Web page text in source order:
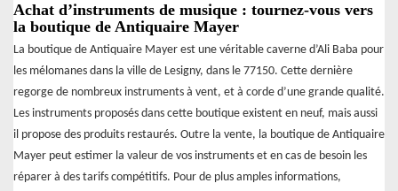
Achat d’instruments de musique : tournez-vous vers
la boutique de Antiquaire Mayer
La boutique de Antiquaire Mayer est une véritable caverne d’Ali Baba pour
les mélomanes dans la ville de Lesigny, dans le 77150. Cette dernière
regorge de nombreux instruments à vent, et à corde d’une grande qualité.
Les instruments proposés dans cette boutique existent en neuf, mais aussi
il propose des produits restaurés. Outre la vente, la boutique de Antiquaire
Mayer peut estimer la valeur de vos instruments et en cas de besoin les
réparer à des tarifs compétitifs. Pour de plus amples informations,